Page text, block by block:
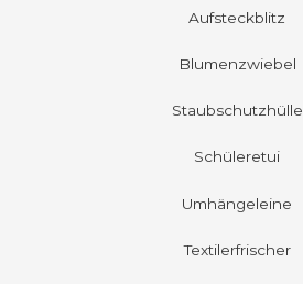
Aufsteckblitz
Blumenzwiebel
Staubschutzhülle
Schüleretui
Umhängeleine
Textilerfrischer